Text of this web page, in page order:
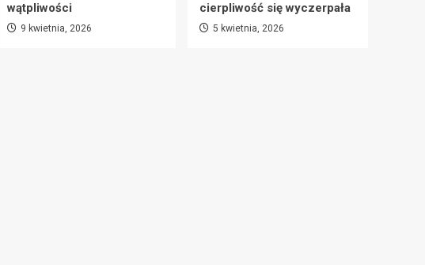
wątpliwości
9 kwietnia, 2026
cierpliwość się wyczerpała
5 kwietnia, 2026